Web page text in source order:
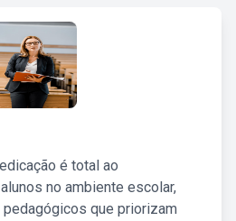
é total ao
no ambiente escolar,
que priorizam